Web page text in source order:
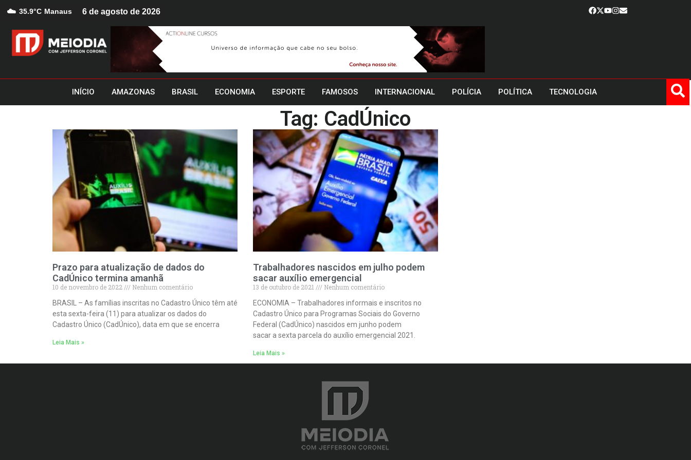
☁️ 35.9°C Manaus 6 de agosto de 2026
INÍCIO AMAZONAS BRASIL ECONOMIA ESPORTE FAMOSOS INTERNACIONAL POLÍCIA POLÍTICA TECNOLOGIA
Tag: CadÚnico
Prazo para atualização de dados do
CadÚnico termina amanhã
10 de novembro de 2022
Nenhum comentário
BRASIL – As famílias inscritas no Cadastro Único têm até
esta sexta-feira (11) para atualizar os dados do
Cadastro Único (CadÚnico), data em que se encerra
Leia Mais »
Trabalhadores nascidos em julho podem
sacar auxílio emergencial
13 de outubro de 2021
Nenhum comentário
ECONOMIA – Trabalhadores informais e inscritos no
Cadastro Único para Programas Sociais do Governo
Federal (CadÚnico) nascidos em junho podem
sacar a sexta parcela do auxílio emergencial 2021.
Leia Mais »